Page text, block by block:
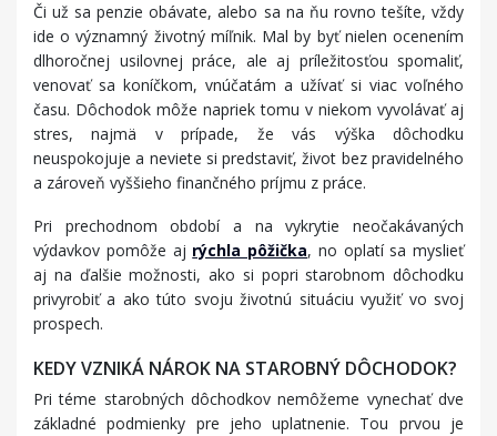
Či už sa penzie obávate, alebo sa na ňu rovno tešíte, vždy
ide o významný životný míľnik. Mal by byť nielen ocenením
dlhoročnej usilovnej práce, ale aj príležitosťou spomaliť,
venovať sa koníčkom, vnúčatám a užívať si viac voľného
času. Dôchodok môže napriek tomu v niekom vyvolávať aj
stres, najmä v prípade, že vás výška dôchodku
neuspokojuje a neviete si predstaviť, život bez pravidelného
a zároveň vyššieho finančného príjmu z práce.
Pri prechodnom období a na vykrytie neočakávaných
výdavkov pomôže aj rýchla pôžička, no oplatí sa myslieť
aj na ďalšie možnosti, ako si popri starobnom dôchodku
privyrobiť a ako túto svoju životnú situáciu využiť vo svoj
prospech.
KEDY VZNIKÁ NÁROK NA STAROBNÝ DÔCHODOK?
Pri téme starobných dôchodkov nemôžeme vynechať dve
základné podmienky pre jeho uplatnenie. Tou prvou je